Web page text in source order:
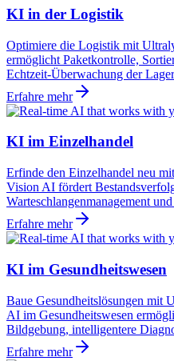
KI in der Logistik
Optimiere die Logistik mit
ermöglicht Paketkontrolle,
Echtzeit-Überwachung der
Erfahre mehr
KI im Einzelhandel
Erfinde den Einzelhandel neu
Vision AI fördert
Warteschlangenmanagement
Erfahre mehr
KI im Gesundheitswesen
Baue Gesundheitslösungen
AI im Gesundheitswesen
Bildgebung, intelligentere
Erfahre mehr